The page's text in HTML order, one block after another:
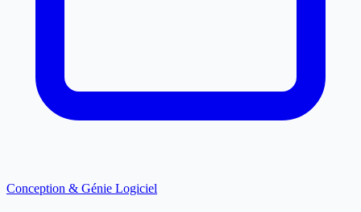
Conception & Génie Logiciel